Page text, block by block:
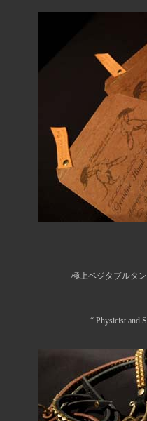
そ
極上ベジタブルタンニンレザ
ハンドメイドプロ
“ Physicist and Son （ フィ